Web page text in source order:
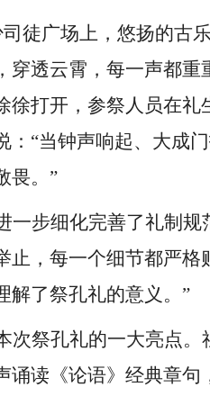
徒广场上，悠扬的古
穿透云霄，每一声都
徐打开，参祭人员在
：“当钟声响起、大成
畏。”
一步细化完善了礼制
止，每一个细节都严
解了祭孔礼的意义。”
次祭孔礼的一大亮点
诵读《论语》经典章